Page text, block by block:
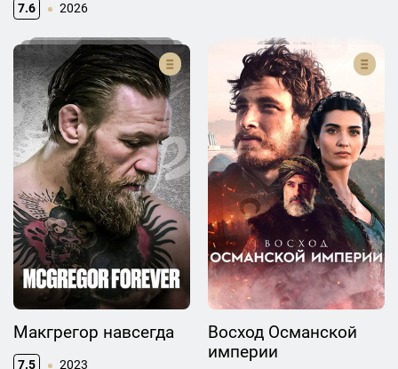
7.6 2026
Макгрегор навсегда
7.5 2023
Восход Османской
империи